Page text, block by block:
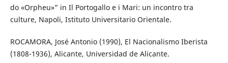
do «Orpheu»” in Il Portogallo e i Mari: un incontro tra
culture, Napoli, Istituto Universitario Orientale.
ROCAMORA, José Antonio (1990), El Nacionalismo Iberista
(1808-1936), Alicante, Universidad de Alicante.